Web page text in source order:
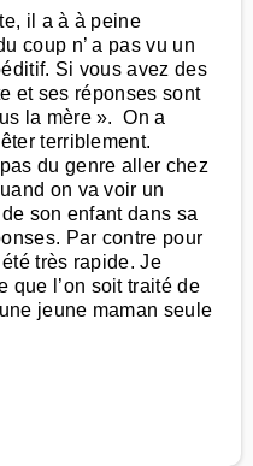
il a à à peine
coup n’ a pas vu un
Si vous avez des
et ses réponses sont
la mère ». On a
terriblement.
du genre aller chez
on va voir un
son enfant dans sa
Par contre pour
très rapide. Je
que l’on soit traité de
jeune maman seule